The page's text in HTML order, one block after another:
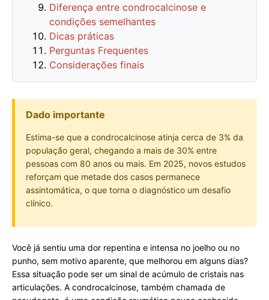
Diferença entre condrocalcinose e
condições semelhantes
Dicas práticas
Perguntas Frequentes
Considerações finais
Dado importante
Estima-se que a condrocalcinose atinja cerca de 3% da
população geral, chegando a mais de 30% entre
pessoas com 80 anos ou mais. Em 2025, novos estudos
reforçam que metade dos casos permanece
assintomática, o que torna o diagnóstico um desafio
clínico.
Você já sentiu uma dor repentina e intensa no joelho ou no
punho, sem motivo aparente, que melhorou em alguns dias?
Essa situação pode ser um sinal de acúmulo de cristais nas
articulações. A condrocalcinose, também chamada de